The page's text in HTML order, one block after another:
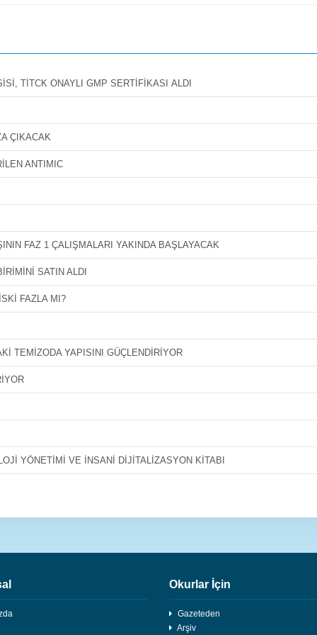
TİTCK ONAYLI GMP SERTİFİKASI ALDI
ÇIKACAK
ANTIMIC
FAZ 1 ÇALIŞMALARI YAKINDA BAŞLAYACAK
SATIN ALDI
FAZLA MI?
TEMİZODA YAPISINI GÜÇLENDİRİYOR
YÖNETİMİ VE İNSANİ DİJİTALİZASYON KİTABI
Okurlar İçin
Gazeteden
Arşiv